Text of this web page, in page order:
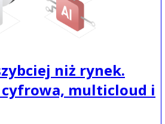
niż rynek.
cyfrowa, multicloud i